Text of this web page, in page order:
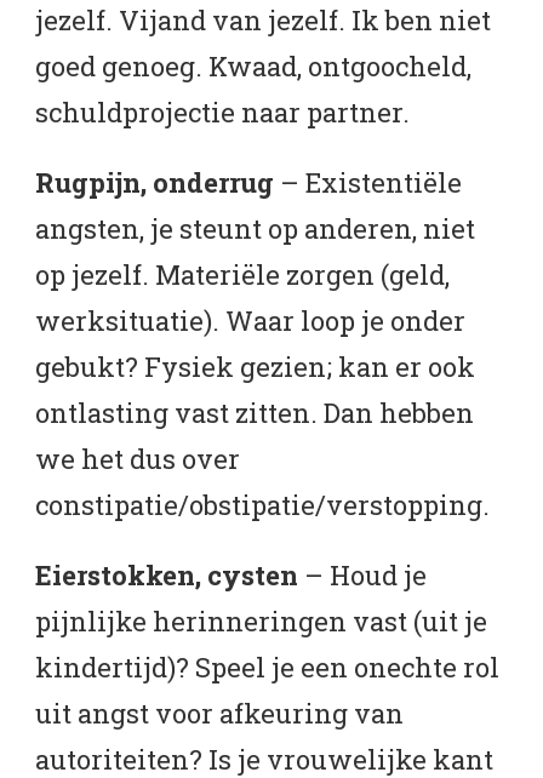
jezelf. Vijand van jezelf. Ik ben niet
goed genoeg. Kwaad, ontgoocheld,
schuldprojectie naar partner.
Rugpijn, onderrug – Existentiële
angsten, je steunt op anderen, niet
op jezelf. Materiële zorgen (geld,
werksituatie). Waar loop je onder
gebukt? Fysiek gezien; kan er ook
ontlasting vast zitten. Dan hebben
we het dus over
constipatie/obstipatie/verstopping.
Eierstokken, cysten – Houd je
pijnlijke herinneringen vast (uit je
kindertijd)? Speel je een onechte rol
uit angst voor afkeuring van
autoriteiten? Is je vrouwelijke kant